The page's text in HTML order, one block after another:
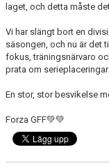
laget, och detta måste
Vi har slängt bort en
säsongen, och nu är det
fokus, träningsnärvaro
prata om serieplaceringar
En stor, stor besvikelse
Forza GFF💚💚